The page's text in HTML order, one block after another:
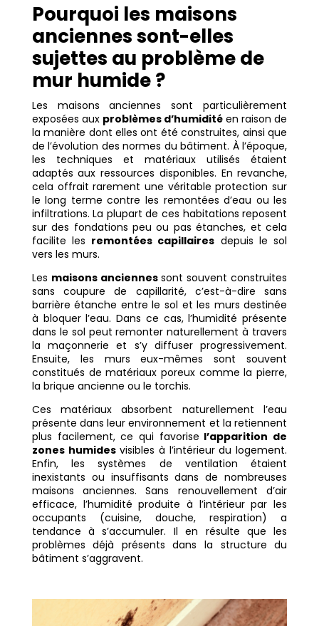
Pourquoi les maisons
anciennes sont-elles
sujettes au problème de
mur humide ?
Les maisons anciennes sont particulièrement
exposées aux problèmes d’humidité en raison de
la manière dont elles ont été construites, ainsi que
de l’évolution des normes du bâtiment. À l’époque,
les techniques et matériaux utilisés étaient
adaptés aux ressources disponibles. En revanche,
cela offrait rarement une véritable protection sur
le long terme contre les remontées d’eau ou les
infiltrations. La plupart de ces habitations reposent
sur des fondations peu ou pas étanches, et cela
facilite les remontées capillaires depuis le sol
vers les murs.
Les maisons anciennessont souvent construites
sans coupure de capillarité, c’est-à-dire sans
barrière étanche entre le sol et les murs destinée
à bloquer l’eau. Dans ce cas, l’humidité présente
dans le sol peut remonter naturellement à travers
la maçonnerie et s’y diffuser progressivement.
Ensuite, les murs eux-mêmes sont souvent
constitués de matériaux poreux comme la pierre,
la brique ancienne ou le torchis.
Ces matériaux absorbent naturellement l’eau
présente dans leur environnement et la retiennent
plus facilement, ce qui favorise l’apparition de
zones humidesvisibles à l’intérieur du logement.
Enfin, les systèmes de ventilation étaient
inexistants ou insuffisants dans de nombreuses
maisons anciennes. Sans renouvellement d’air
efficace, l’humidité produite à l’intérieur par les
occupants (cuisine, douche, respiration) a
tendance à s’accumuler. Il en résulte que les
problèmes déjà présents dans la structure du
bâtiment s’aggravent.